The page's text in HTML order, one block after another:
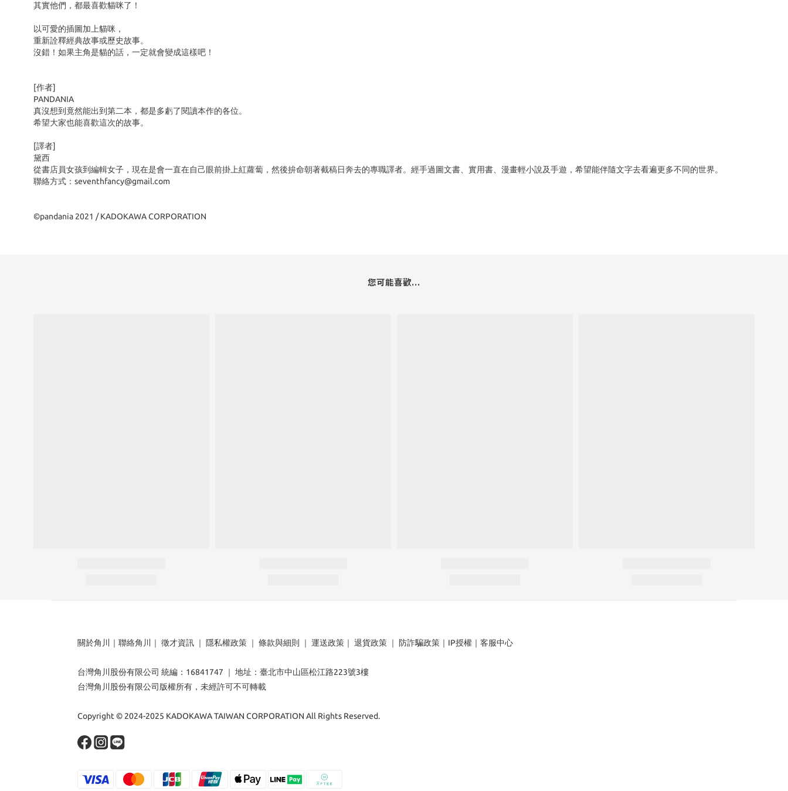
其實他們，都最喜歡貓咪了！
以可愛的插圖加上貓咪，
重新詮釋經典故事或歷史故事。
沒錯！如果主角是貓的話，一定就會變成這樣吧！
[作者]
PANDANIA
真沒想到竟然能出到第二本，都是多虧了閱讀本作的各位。
希望大家也能喜歡這次的故事。
[譯者]
黛西
從書店員女孩到編輯女子，現在是會一直在自己眼前掛上紅蘿蔔，然後拚命朝著截稿日奔去的專職譯者。經手過圖文書、實用書、漫畫輕小說及手遊，希望能伴隨文字去看遍更多不同的世界。
聯絡方式：seventhfancy@gmail.com
©pandania 2021 / KADOKAWA CORPORATION
您可能喜歡...
關於角川 ｜ 聯絡角川 ｜ 徵才資訊 ｜ 隱私權政策 ｜ 條款與細則 ｜ 運送政策 ｜ 退貨政策 ｜ 防詐騙政策 ｜ IP授權 ｜ 客服中心
台灣角川股份有限公司 統編：16841747 ｜ 地址：臺北市中山區松江路223號3樓
台灣角川股份有限公司版權所有，未經許可不可轉載
Copyright © 2024-2025 KADOKAWA TAIWAN CORPORATION All Rights Reserved.